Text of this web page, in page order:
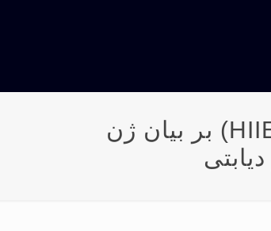
تأثیر یک جلسه تمرین تناوبی پُر شدت (HIIE) بر بیان ژن